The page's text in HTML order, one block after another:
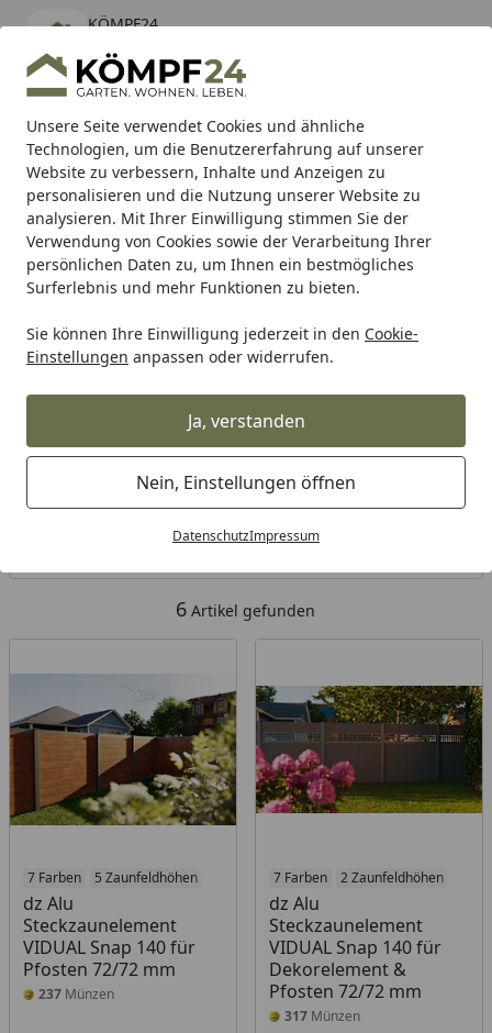
Unsere Seite verwendet Cookies und ähnliche
Technologien, um die Benutzererfahrung auf unserer
Website zu verbessern, Inhalte und Anzeigen zu
personalisieren und die Nutzung unserer Website zu
analysieren. Mit Ihrer Einwilligung stimmen Sie der
Verwendung von Cookies sowie der Verarbeitung Ihrer
persönlichen Daten zu, um Ihnen ein bestmögliches
Surferlebnis und mehr Funktionen zu bieten.
Sie können Ihre Einwilligung jederzeit in den Cookie-
Einstellungen anpassen oder widerrufen.
Ja, verstanden
Nein, Einstellungen öffnen
DatenschutzImpressum
KÖMPF24
kostenlos - Im App Store
Hotline
Alle Produkte
Mein Konto
Suchen
Karibu Pools inkl. gratis Sandfilteranlage & Pool-
Starterset (Gesamtwert bis 468,99€)
Startseite
Zauntechnik Steckzaunsystem VIDUAL Snap
dz VIDUAL Snap
Ihre Artikelübersicht
Kategorien
6 Artikel gefunden
7 Farben 5 Zaunfeldhöhen
dz Alu
Steckzaunelement
VIDUAL Snap 140 für
Pfosten 72/72 mm
237 Münzen
7 Farben 2 Zaunfeldhöhen
dz Alu
Steckzaunelement
VIDUAL Snap 140 für
Dekorelement &
Pfosten 72/72 mm
317Münzen